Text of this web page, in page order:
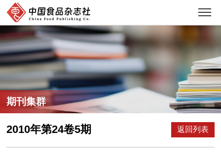
期刊集群
2010年第24卷5期 返回列表